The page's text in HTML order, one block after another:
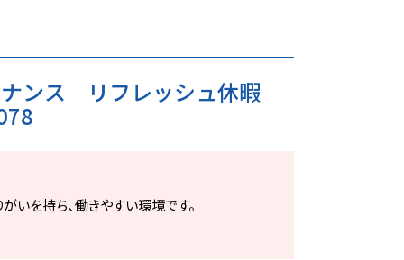
ンス リフレッシュ休暇
いを持ち、働きやすい環境です。